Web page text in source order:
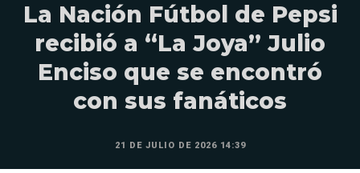
La Nación Fútbol de Pepsi
recibió a “La Joya” Julio
Enciso que se encontró
con sus fanáticos
21 DE JULIO DE 2026 14:39